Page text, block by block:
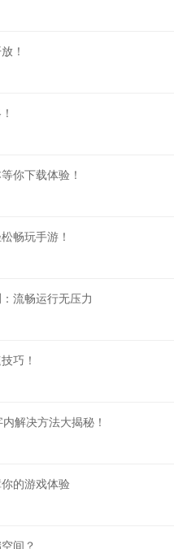
！
你下载体验！
畅玩手游！
流畅运行无压力
巧！
解决方法大揭秘！
的游戏体验
间？